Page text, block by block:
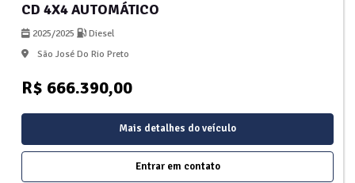
CD 4X4 AUTOMÁTICO
2025/2025
Diesel
São José Do Rio Preto
R$ 666.390,00
Mais detalhes do veículo
Entrar em contato